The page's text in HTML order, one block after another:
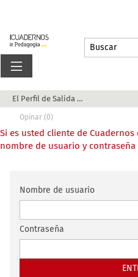
El Perfil de Salida y sus consecuencias para el...
Opinar (0)
Si es usted cliente de
nombre de usuario y
Nombre de usuario
Contraseña